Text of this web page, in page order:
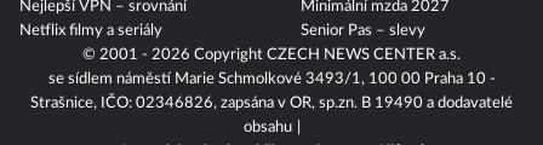
Nejlepší VPN – srovnání
Netflix filmy a seriály
Minimální mzda 2027
Senior Pas – slevy
© 2001 - 2026 Copyright CZECH NEWS CENTER a.s.
se sídlem náměstí Marie Schmolkové 3493/1, 100 00 Praha 10 -
Strašnice, IČO: 02346826, zapsána v OR, sp.zn. B 19490 a dodavatelé
obsahu